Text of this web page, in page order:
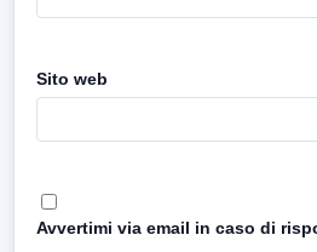
Sito web
Avvertimi via email in caso di